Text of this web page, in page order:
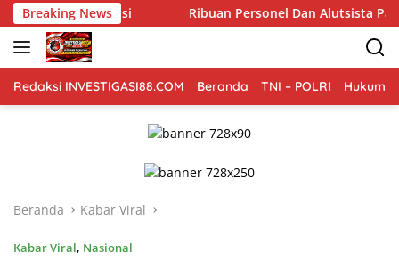
Langsung
ke
konten
Breaking News Ribuan Personel Dan Alutsista Paspampres
Redaksi INVESTIGASI88.COM Beranda TNI – POLRI Hukum
Beranda Kabar Viral
Kabar Viral, Nasional